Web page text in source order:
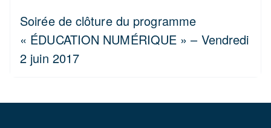
Soirée de clôture du programme
« ÉDUCATION NUMÉRIQUE » – Vendredi
2 juin 2017